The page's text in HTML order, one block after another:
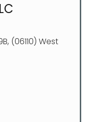
(06110) West